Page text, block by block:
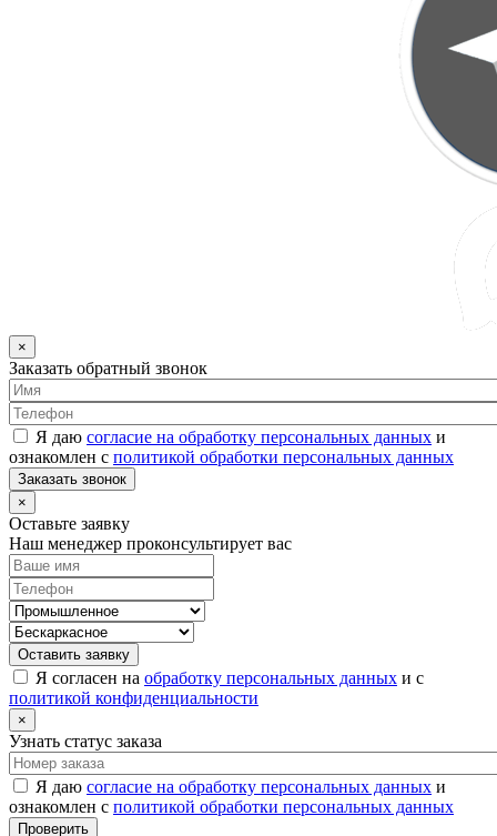
×
Заказать обратный звонок
Я даю согласие на обработку персональных данных и
ознакомлен с политикой обработки персональных данных
Заказать звонок
×
Оставьте заявку
Наш менеджер проконсультирует вас
Оставить заявку
Я согласен на обработку персональных данных и с
политикой конфиденциальности
×
Узнать статус заказа
Я даю согласие на обработку персональных данных и
ознакомлен с политикой обработки персональных данных
Проверить